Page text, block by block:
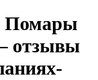
Помары
отзывы